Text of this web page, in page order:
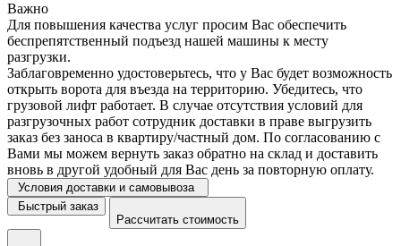
Важно
Для повышения качества услуг просим Вас обеспечить
беспрепятственный подъезд нашей машины к месту
разгрузки.
Заблаговременно удостоверьтесь, что у Вас будет возможность
открыть ворота для въезда на территорию. Убедитесь, что
грузовой лифт работает. В случае отсутствия условий для
разгрузочных работ сотрудник доставки в праве выгрузить
заказ без заноса в квартиру/частный дом. По согласованию с
Вами мы можем вернуть заказ обратно на склад и доставить
вновь в другой удобный для Вас день за повторную оплату.
Условия доставки и самовывоза
Быстрый заказ
Рассчитать стоимость